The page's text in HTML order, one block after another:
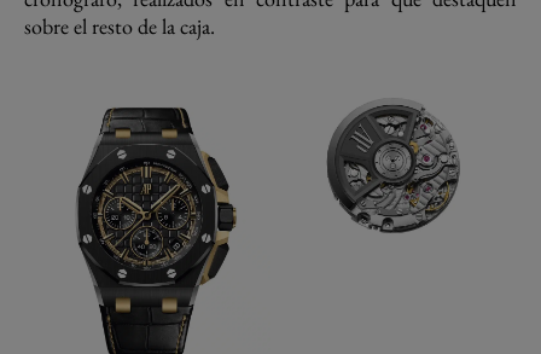
sobre el resto de la caja.